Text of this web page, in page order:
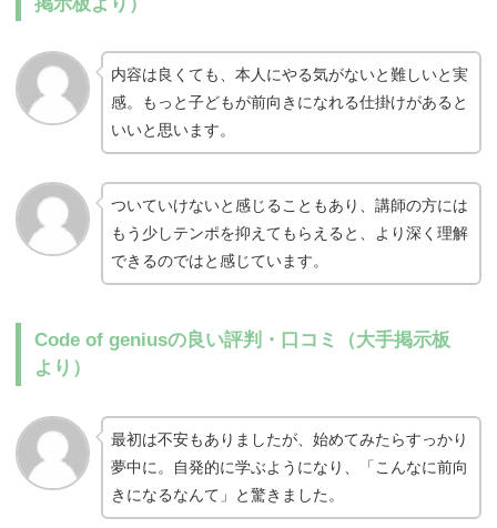
内容は良くても、本人にやる気がないと難しいと実
感。もっと子どもが前向きになれる仕掛けがあると
いいと思います。
ついていけないと感じることもあり、講師の方には
もう少しテンポを抑えてもらえると、より深く理解
できるのではと感じています。
Code of geniusの良い評判・口コミ（大手掲示板
より）
最初は不安もありましたが、始めてみたらすっかり
夢中に。自発的に学ぶようになり、「こんなに前向
きになるなんて」と驚きました。